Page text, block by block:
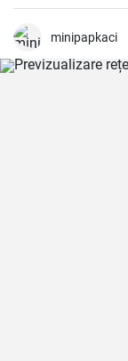
numai că face pizza
minipapkaci